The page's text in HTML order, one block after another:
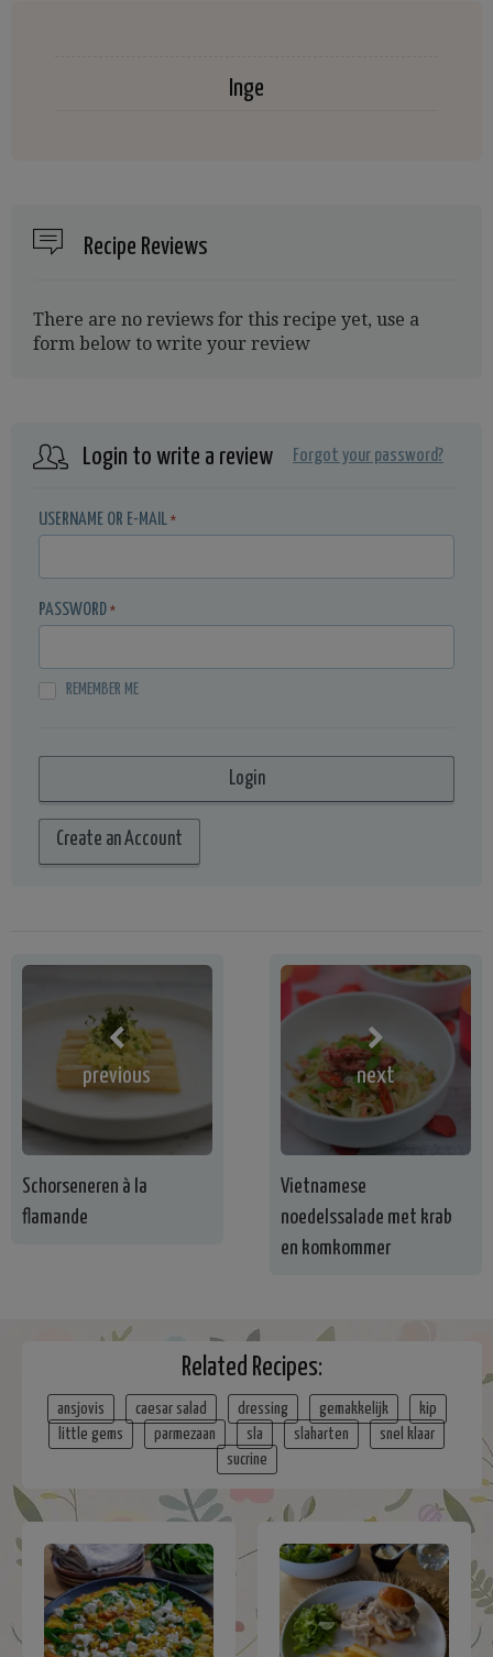
Inge
Recipe Reviews
There are no reviews for this recipe yet, use a
form below to write your review
Login to write a review Forgot your password?
USERNAME OR E-MAIL *
PASSWORD *
REMEMBER ME
Create an Account
previous
Schorseneren à la
flamande
next
Vietnamese
noedelssalade met krab
en komkommer
Related Recipes:
ansjovis caesar salad dressing gemakkelijk
kip
little gems
parmezaan sla slaharten
snel klaar
sucrine